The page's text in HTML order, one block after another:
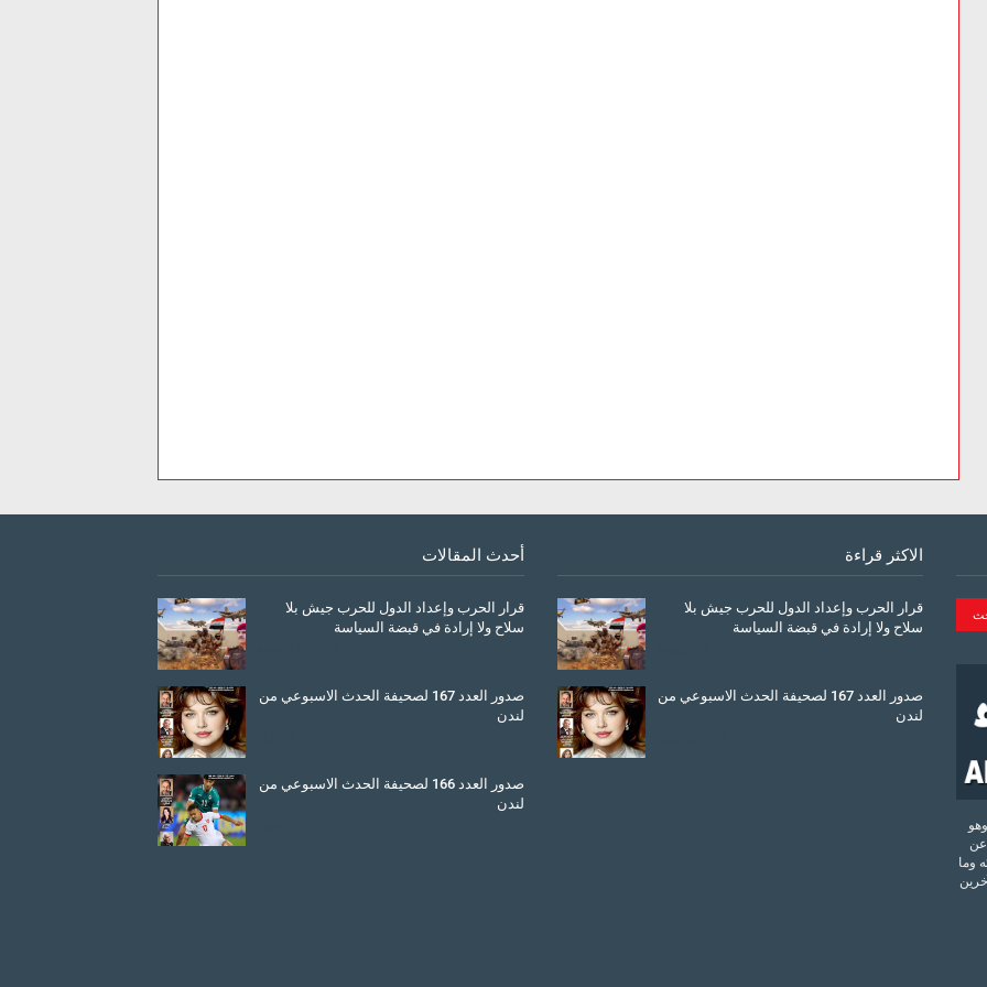
وهو
عن
وما
الاكثر قراءة
قرار الحرب وإعداد الدول للحرب جيش بلا
سلاح ولا إرادة في قبضة السياسة
صدور العدد 167 لصحيفة الحدث الاسبوعي من
لندن
أحدث المقالات
قرار الحرب وإعداد الدول للحرب جيش بلا
سلاح ولا إرادة في قبضة السياسة
صدور العدد 167 لصحيفة الحدث الاسبوعي من
لندن
صدور العدد 166 لصحيفة الحدث الاسبوعي من
لندن